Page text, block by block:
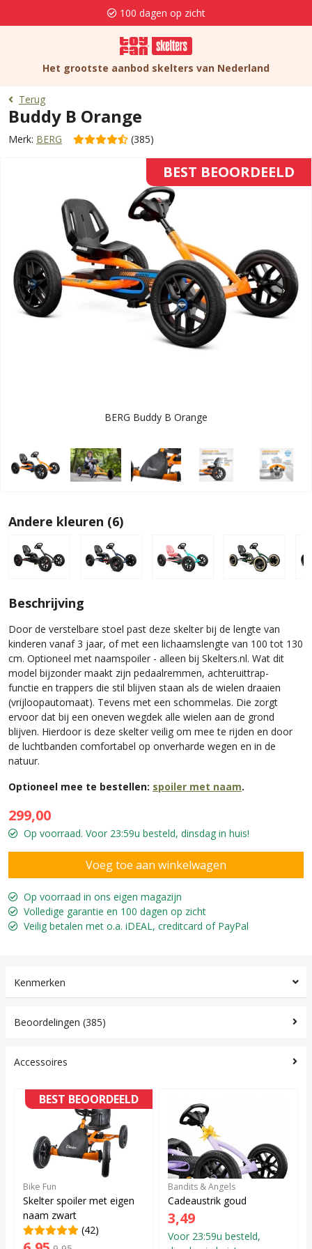
100 dagen op zicht
Het grootste aanbod skelters van Nederland
Terug
Buddy B Orange
Merk: BERG (385)
BEST BEOORDEELD
‹ ›
BERG Buddy B Orange
Andere kleuren (6)
Beschrijving
Door de verstelbare stoel past deze skelter bij de lengte van
kinderen vanaf 3 jaar, of met een lichaamslengte van 100 tot 130
cm. Optioneel met naamspoiler - alleen bij Skelters.nl. Wat dit
model bijzonder maakt zijn pedaalremmen, achteruittrap-
functie en trappers die stil blijven staan als de wielen draaien
(vrijloopautomaat). Tevens met een schommelas. Die zorgt
ervoor dat bij een oneven wegdek alle wielen aan de grond
blijven. Hierdoor is deze skelter veilig om mee te rijden en door
de luchtbanden comfortabel op onverharde wegen en in de
natuur.
Optioneel mee te bestellen: spoiler met naam.
299,00
Op voorraad. Voor 23:59u besteld, dinsdag in huis!
Op voorraad in ons eigen magazijn
Volledige garantie en 100 dagen op zicht
Veilig betalen met o.a. iDEAL, creditcard of PayPal
Kenmerken
Beoordelingen (385)
Accessoires
BEST BEOORDEELD
Bike Fun
Skelter spoiler met eigen
naam zwart
(42)
Bandits & Angels
Cadeaustrik goud
3,49
Voor 23:59u besteld,